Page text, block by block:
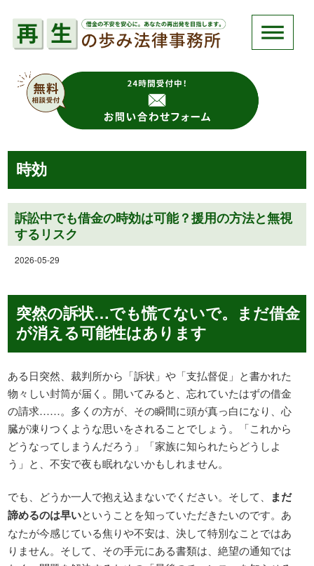
時効
訴訟中でも借金の時効は可能？援用の方法と無視
するリスク
2026-05-29
突然の訴状…でも慌てないで。まだ借金
が消える可能性はあります
ある日突然、裁判所から「訴状」や「支払督促」と書かれた
物々しい封筒が届く。開いてみると、忘れていたはずの借金
の請求……。多くの方が、その瞬間に頭が真っ白になり、心
臓が凍りつくような思いをされることでしょう。「これから
どうなってしまうんだろう」「家族に知られたらどうしよ
う」と、不安で夜も眠れないかもしれません。
でも、どうか一人で抱え込まないでください。そして、
まだ
諦めるのは早いということを知っていただきたいのです。あ
なたが今感じている焦りや不安は、決して特別なことではあ
りません。そして、その手元にある書類は、絶望の通知では